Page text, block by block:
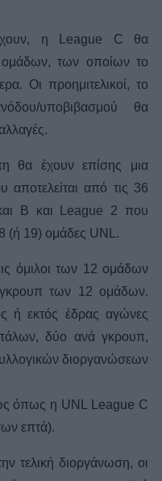
η League C θα
ομάδων, των οποίων το
Οι προημιτελικοί, το
υποβιβασμού θα
θα έχουν επίσης μια
από τις 36
B και League 2 που
(ή 19) ομάδες UNL.
όμιλοι των 12 ομάδων
των 12 ομάδων.
ή εκτός έδρας αγώνες
δύο ανά γκρουπ,
διοργανώσεων
όπως η UNL League C
επτά).
τελική διοργάνωση, οι